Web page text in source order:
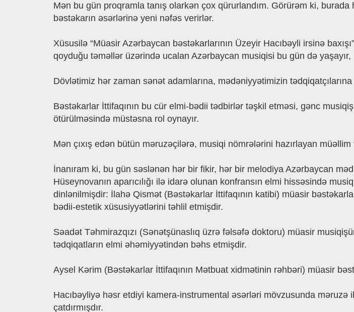
​Mən bu gün proqramla tanış olarkən çox qürurlandım. Görürəm ki,
bəstəkarın əsərlərinə yeni nəfəs verirlər.
Xüsusilə “Müasir Azərbaycan bəstəkarlarının Üzeyir Hacıbəyli irsinə
qoyduğu təməllər üzərində ucalan Azərbaycan musiqisi bu gün də
​Dövlətimiz hər zaman sənət adamlarına, mədəniyyətimizin
Bəstəkarlar İttifaqının bu cür elmi-bədii tədbirlər təşkil etməsi, gənc
ötürülməsində müstəsna rol oynayır.
Mən çıxış edən bütün məruzəçilərə, musiqi nömrələrini hazırlayan
İnanıram ki, bu gün səslənən hər bir fikir, hər bir melodiya Azərbaycan
Hüseynovanın aparıcılığı ilə idarə olunan konfransın elmi hissəsində
dinlənilmişdir: İlahə Qismət (Bəstəkarlar İttifaqının katibi) müasir
bədii-estetik xüsusiyyətlərini təhlil etmişdir.
Səadət Təhmirazqızı (Sənətşünaslıq üzrə fəlsəfə doktoru) müasir
tədqiqatların elmi əhəmiyyətindən bəhs etmişdir.
Aysel Kərim (Bəstəkarlar İttifaqının Mətbuat xidmətinin rəhbəri) müasir
Hacıbəyliyə həsr etdiyi kamera-instrumental əsərləri mövzusunda
çatdırmışdır.